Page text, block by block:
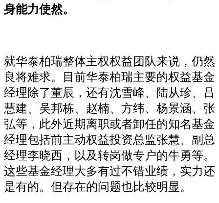
身能力使然。
就华泰柏瑞整体主权权益团队来说，仍然
良将难求。目前华泰柏瑞主要的权益基金
经理除了董辰，还有沈雪峰、陆从珍、吕
慧建、吴邦栋、赵楠、方纬、杨景涵、张
弘等，此外近期离职或者卸任的知名基金
经理包括前主动权益投资总监张慧、副总
经理李晓西，以及转岗做专户的牛勇等。
这些基金经理大多有过不错业绩，实力还
是有的。但存在的问题也比较明显。